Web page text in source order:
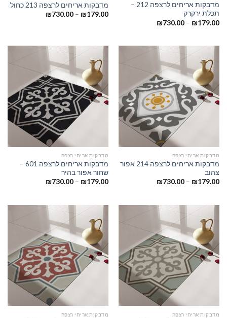
מדבקות אריחים לרצפה 212 –
תכלת ירקרק
₪179.00
–
₪730.00
מדבקות אריחים לרצפה 213 כחול
₪179.00
–
₪730.00
מדבקות אריחי רצפה
מדבקות אריחים לרצפה 214 אפור
צהוב
₪179.00
–
₪730.00
מדבקות אריחי רצפה
מדבקות אריחים לרצפה 601 –
שחור אפור בהיר
₪179.00
–
₪730.00
מדבקות אריחי רצפה מדבקות אריחי רצפה